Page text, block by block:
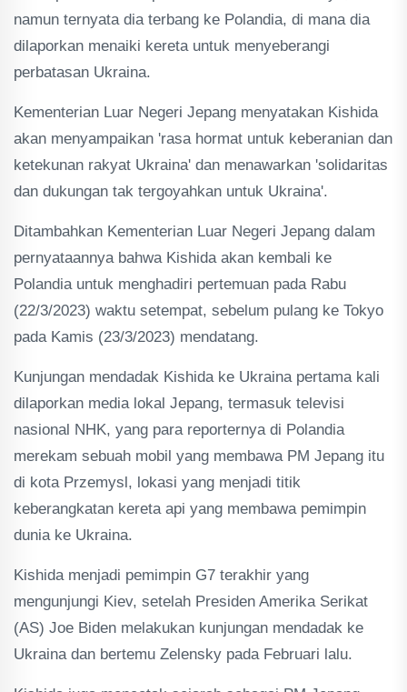
namun ternyata dia terbang ke Polandia, di mana dia
dilaporkan menaiki kereta untuk menyeberangi
perbatasan Ukraina.
Kementerian Luar Negeri Jepang menyatakan Kishida
akan menyampaikan 'rasa hormat untuk keberanian dan
ketekunan rakyat Ukraina' dan menawarkan 'solidaritas
dan dukungan tak tergoyahkan untuk Ukraina'.
Ditambahkan Kementerian Luar Negeri Jepang dalam
pernyataannya bahwa Kishida akan kembali ke
Polandia untuk menghadiri pertemuan pada Rabu
(22/3/2023) waktu setempat, sebelum pulang ke Tokyo
pada Kamis (23/3/2023) mendatang.
Kunjungan mendadak Kishida ke Ukraina pertama kali
dilaporkan media lokal Jepang, termasuk televisi
nasional NHK, yang para reporternya di Polandia
merekam sebuah mobil yang membawa PM Jepang itu
di kota Przemysl, lokasi yang menjadi titik
keberangkatan kereta api yang membawa pemimpin
dunia ke Ukraina.
Kishida menjadi pemimpin G7 terakhir yang
mengunjungi Kiev, setelah Presiden Amerika Serikat
(AS) Joe Biden melakukan kunjungan mendadak ke
Ukraina dan bertemu Zelensky pada Februari lalu.